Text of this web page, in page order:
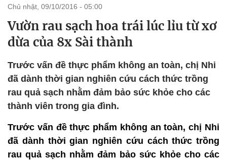
chủ nhật, 09/10/2016 - 05:00
Vườn rau sạch hoa trái lúc lỉu từ xơ
dừa của 8x Sài thành
Trước vấn đề thực phẩm không an toàn, chị Nhi
đã dành thời gian nghiên cứu cách thức trồng
rau quả sạch nhằm đảm bảo sức khỏe cho các
thành viên trong gia đình.
Trước vấn đề thực phẩm không an toàn, chị Nhi
đã dành thời gian nghiên cứu cách thức trồng
rau quả sạch nhằm đảm bảo sức khỏe cho các